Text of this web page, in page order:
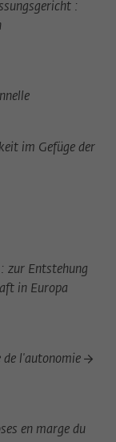
:
im Gefüge der
zur Entstehung
in Europa
l'autonomie
en marge du